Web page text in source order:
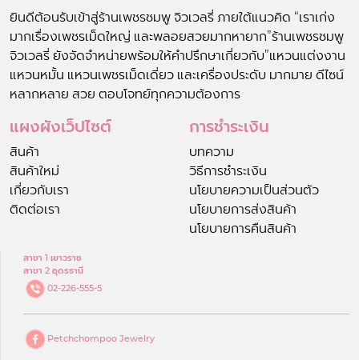
ยินดีต้อนรับเข้าสู่ร้านเพชรชมพู จิวเวลรี่ ภายใต้แนวคิด “เราเก่ง
มากเรื่องเพชรเม็ดใหญ่ และพลอยสวยมากหายาก”ร้านเพชรชมพู
จิวเวลรี่ ยังจัดจำหน่ายพร้อมให้คำปรึกษาเกี่ยวกับ”แหวนแต่งงาน
แหวนหมั้น แหวนเพชรเม็ดเดี่ยว และเครื่องประดับ มากมาย ดีไซน์
หลากหลาย สวย ตอบโจทย์ทุกความต้องการ
แผงผังเว็ปไซต์
สินค้า
สินค้าใหม่
เกี่ยวกับเรา
ติดต่อเรา
การชำระเงิน
บทความ
วิธีการชำระเงิน
นโยบายความเป็นส่วนตัว
นโยบายการส่งสินค้า
นโยบายการคืนสินค้า
สาขา 1 เยาวราช
สาขา 2 อุดรธานี
02-226-555-5
Petchchompoo Jewelry